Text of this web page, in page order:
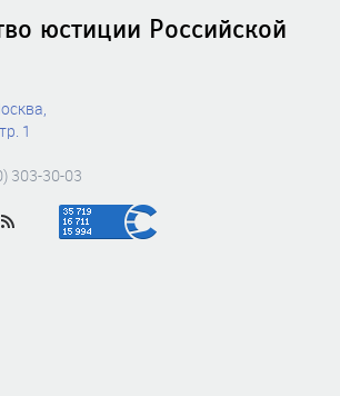
юстиции Российской
1
303-30-03